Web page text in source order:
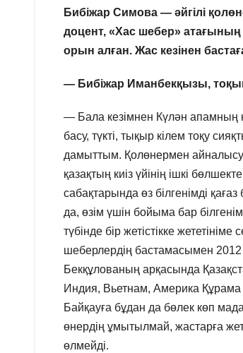
Бибіжар Симова — әйгілі
доцент, «Хас шебер» атағының
орын алған. Жас кезінен
— Бибіжар Иманбекқызы,
— Бала кезімнен Күлән апамның
басу, түкті, тықыр кілем тоқу
дамыттым. Қолөнермен
қазақтың киіз үйінің ішкі
сабақтарында өз білгенімді
да, өзім үшін бойыма бар
түбінде бір жетістікке
шеберлердің бастамасымен
Бекқұлованың арқасында
Индия, Вьетнам, Америка Құрама
Байқауға бұдан да бөлек көп
өнердің ұмытылмай, жастарға
өлмейді.